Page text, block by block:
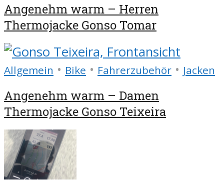
Angenehm warm – Herren
Thermojacke Gonso Tomar
Allgemein • Bike • Fahrerzubehör • Jacken
Angenehm warm – Damen
Thermojacke Gonso Teixeira